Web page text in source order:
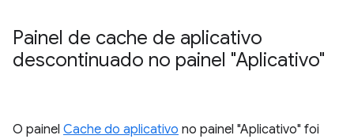
Painel de cache de aplicativo
descontinuado no painel "Aplicativo"
O painel Cache do aplicativo no painel "Aplicativo" foi